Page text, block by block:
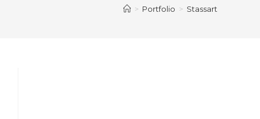
> Portfolio > Stassart